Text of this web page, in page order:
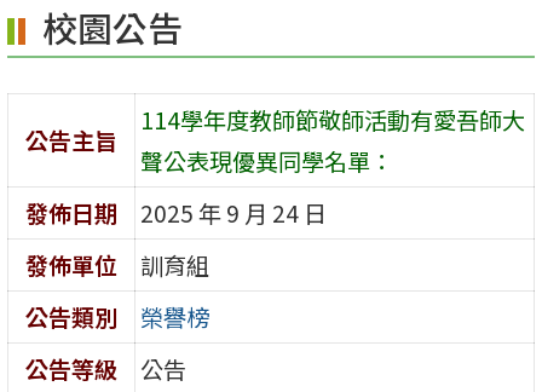
容
區
校園公告
公告主旨
114學年度教師節敬師活動有愛吾師大
聲公表現優異同學名單：
發佈日期
2025 年 9 月 24 日
發佈單位
訓育組
公告類別
榮譽榜
公告等級
公告